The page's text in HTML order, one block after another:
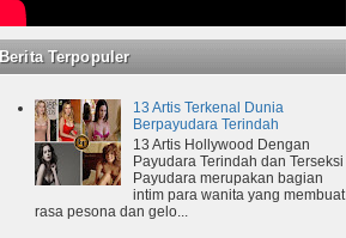
Berita Terpopuler
13 Artis Terkenal Dunia
Berpayudara Terindah
13 Artis Hollywood Dengan
Payudara Terindah dan Terseksi
Payudara merupakan bagian
intim para wanita yang membuat
rasa pesona dan gelo...